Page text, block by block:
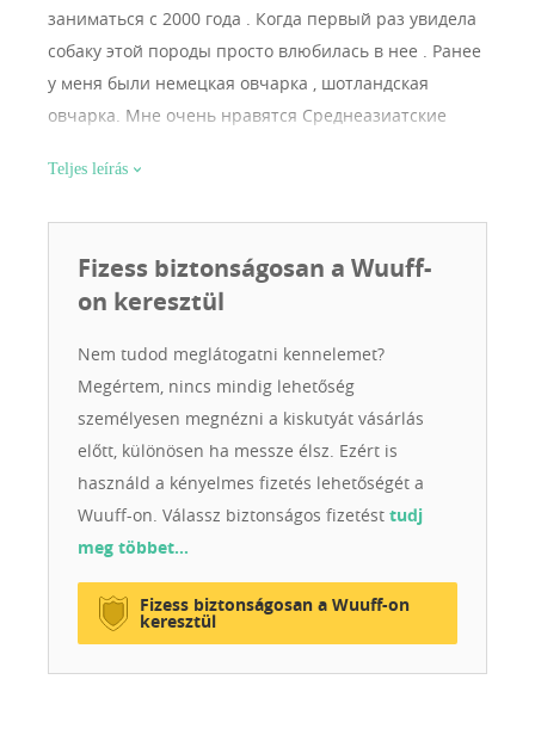
заниматься с 2000 года . Когда первый раз увидела
собаку этой породы просто влюбилась в нее . Ранее
у меня были немецкая овчарка , шотландская
овчарка. Мне очень нравятся Среднеазиатские
собакам. Уделяю для них время. С 2005 года
бесстрашные и смелые собачки . Они такие
смешные и забавные .
Teljes leírás
Fizess biztonságosan a Wuuff-
on keresztül
Nem tudod meglátogatni kennelemet?
Megértem, nincs mindig lehetőség
személyesen megnézni a kiskutyát vásárlás
előtt, különösen ha messze élsz. Ezért is
használd a kényelmes fizetés lehetőségét a
Wuuff-on. Válassz biztonságos fizetést tudj
meg többet…
Fizess biztonságosan a Wuuff-on
keresztül